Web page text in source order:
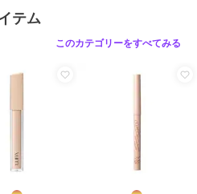
テム
このカテゴリーをすべてみる